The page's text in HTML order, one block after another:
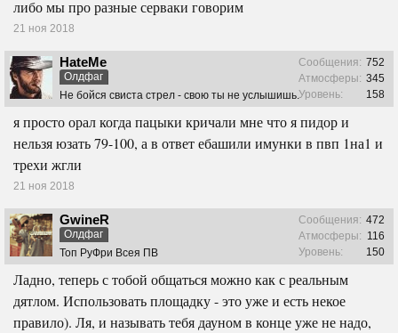
либо мы про разные серваки говорим
21 ноя 2018
HateMe
Олдфаг
Не бойся свиста стрел - свою ты не услышишь.
Сообщения: 752
Атмосферы: 345
Уровень:
158
я просто орал когда пацыки кричали мне что я пидор и
нельзя юзать 79-100, а в ответ ебашили имунки в пвп 1на1 и
трехи жгли
21 ноя 2018
GwineR
Олдфаг
Топ РуФри Всея ПВ
Сообщения: 472
Атмосферы: 116
Уровень:
150
Ладно, теперь с тобой общаться можно как с реальным
дятлом. Использовать площадку - это уже и есть некое
правило). Ля, и называть тебя дауном в конце уже не надо,